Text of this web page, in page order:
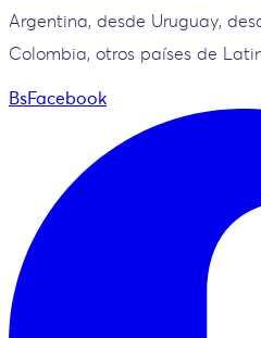
Argentina, desde Uruguay,
Colombia, otros países de
BsFacebook